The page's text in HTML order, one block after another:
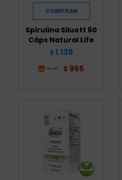
Spirulina Siluett 60
Cáps Natural Life
$ 1.135
$ 965